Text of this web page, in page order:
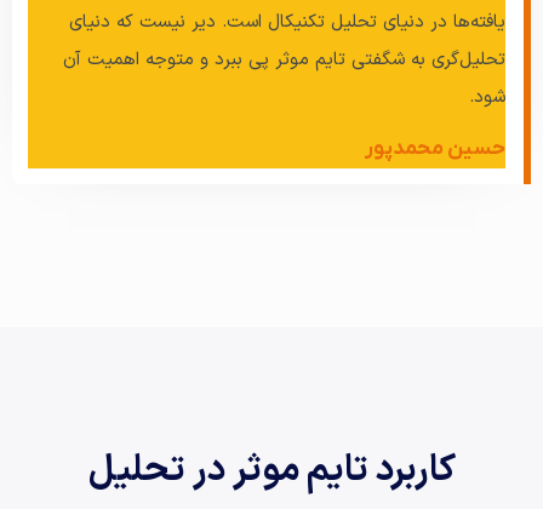
یافته‌ها در دنیای تحلیل تکنیکال است. دیر نیست که دنیای
تحلیل‌گری به شگفتی تایم موثر پی ببرد و متوجه اهمیت آن
شود.
حسین محمدپور
کاربرد تایم موثر در تحلیل